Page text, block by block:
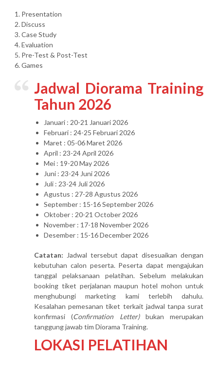
1. Presentation
2. Discuss
3. Case Study
4. Evaluation
5. Pre-Test & Post-Test
6. Games
Jadwal Diorama Training
Tahun 2026
Januari : 20-21 Januari 2026
Februari : 24-25 Februari 2026
Maret : 05-06 Maret 2026
April : 23-24 April 2026
Mei : 19-20 May 2026
Juni : 23-24 Juni 2026
Juli : 23-24 Juli 2026
Agustus : 27-28 Agustus 2026
September : 15-16 September 2026
Oktober : 20-21 October 2026
November : 17-18 November 2026
Desember : 15-16 December 2026
Catatan: Jadwal tersebut dapat disesuaikan dengan
kebutuhan calon peserta. Peserta dapat mengajukan
tanggal pelaksanaan pelatihan. Sebelum melakukan
booking tiket perjalanan maupun hotel mohon untuk
menghubungi marketing kami terlebih dahulu.
Kesalahan pemesanan tiket terkait jadwal tanpa surat
konfirmasi (Confirmation Letter)bukan merupakan
tanggung jawab tim Diorama Training.
LOKASI PELATIHAN